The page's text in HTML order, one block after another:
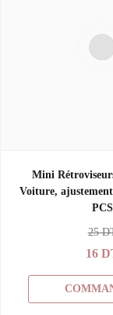
Mini
Voiture,
PCS
25
16